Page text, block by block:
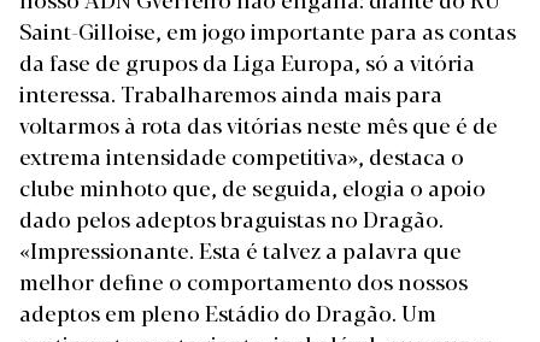
Saint-Gilloise, em jogo importante para as contas
da fase de grupos da Liga Europa, só a vitória
interessa. Trabalharemos ainda mais para
voltarmos à rota das vitórias neste mês que é de
extrema intensidade competitiva», destaca o
clube minhoto que, de seguida, elogia o apoio
dado pelos adeptos braguistas no Dragão.
«Impressionante. Esta é talvez a palavra que
melhor define o comportamento dos nossos
adeptos em pleno Estádio do Dragão. Um